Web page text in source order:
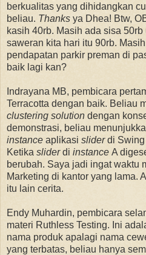
berkualitas yang dihidangkan
beliau. Thanks ya Dhea! Btw,
kasih 40rb. Masih ada sisa 50rb
saweran kita hari itu 90rb.
pendapatan parkir preman di
baik lagi kan?
Indrayana MB, pembicara
Terracotta dengan baik. Beliau
clustering solution dengan
demonstrasi, beliau
instance aplikasi sliderdi
Ketika sliderdi instance A
berubah. Saya jadi ingat waktu
Marketing di kantor yang lama.
itu lain cerita.
Endy Muhardin, pembicara
materi Ruthless Testing. Ini
nama produk apalagi nama
yang terbatas, beliau hanya